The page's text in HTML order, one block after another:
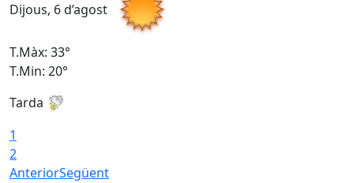
Dijous, 6 d’agost
T.Màx: 33°
T.Min: 20°
Tarda
1
2
AnteriorSegüent